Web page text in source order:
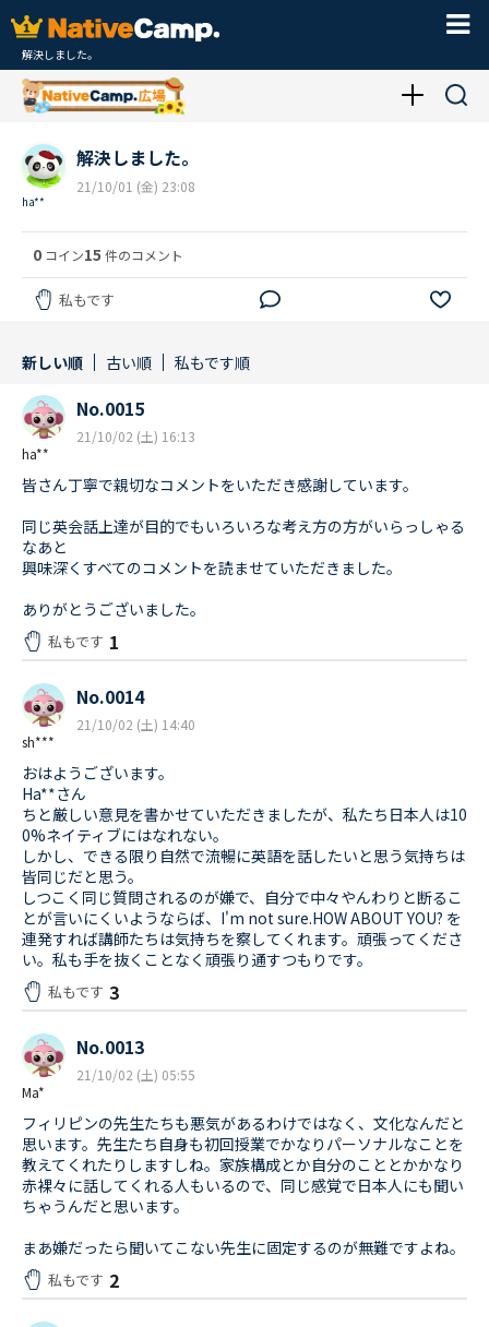
解決しました。
ha**
解決しました。
21/10/01 (金) 23:08
0 コイン15 件のコメント
私もです
新しい順 古い順 私もです順
ha**
No.0015
21/10/02 (土) 16:13
皆さん丁寧で親切なコメントをいただき感謝しています。
同じ英会話上達が目的でもいろいろな考え方の方がいらっしゃる
なあと
興味深くすべてのコメントを読ませていただきました。
ありがとうございました。
私もです 1
sh***
No.0014
21/10/02 (土) 14:40
おはようございます。
Ha**さん
ちと厳しい意見を書かせていただきましたが、私たち日本人は10
0%ネイティブにはなれない。
しかし、できる限り自然で流暢に英語を話したいと思う気持ちは
皆同じだと思う。
しつこく同じ質問されるのが嫌で、自分で中々やんわりと断るこ
とが言いにくいようならば、I'm not sure.HOW ABOUT YOU? を
連発すれば講師たちは気持ちを察してくれます。頑張ってくださ
い。私も手を抜くことなく頑張り通すつもりです。
私もです 3
Ma*
No.0013
21/10/02 (土) 05:55
フィリピンの先生たちも悪気があるわけではなく、文化なんだと
思います。先生たち自身も初回授業でかなりパーソナルなことを
教えてくれたりしますしね。家族構成とか自分のこととかかなり
赤裸々に話してくれる人もいるので、同じ感覚で日本人にも聞い
ちゃうんだと思います。
まあ嫌だったら聞いてこない先生に固定するのが無難ですよね。
私もです 2